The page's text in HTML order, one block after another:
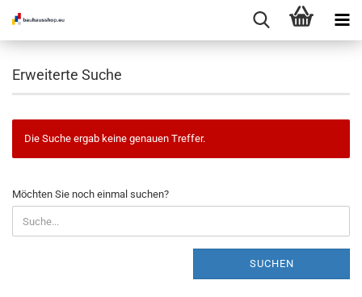
Erweiterte Suche
Die Suche ergab keine genauen Treffer.
MÖCHTEN
SIE
NOCH
EINMAL
Möchten Sie noch einmal suchen?
SUCHEN